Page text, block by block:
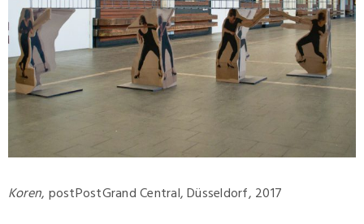
Koren, postPostGrand Central, Düsseldorf, 2017